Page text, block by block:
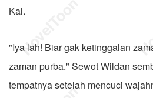
Kal.
"Iya lah! Biar gak ketinggalan
zaman purba." Sewot Wildan
tempatnya setelah mencuci